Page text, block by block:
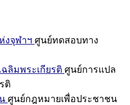
งจุฬาฯ ศูนย์ทดสอบทาง
ลิมพระเกียรติ ศูนย์การแปล
ติ
ศูนย์กฎหมายเพื่อประชาชน